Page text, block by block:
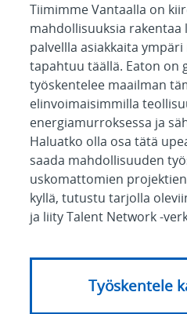
Tiimimme Vantaalla on
mahdollisuuksia
palvellla asiakkaita ympäri
tapahtuu täällä. Eaton on
työskentelee maailman
elinvoimaisimmilla
energiamurroksessa ja
Haluatko olla osa tätä
saada mahdollisuuden
uskomattomien projektien
kyllä, tutustu tarjolla
ja liity Talent Network -
Työskentele